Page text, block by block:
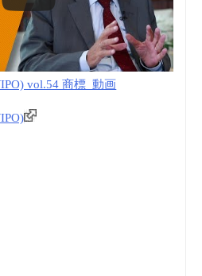
vol.54 商標_動画